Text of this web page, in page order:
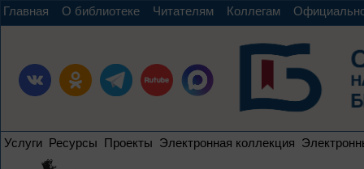
Главная О библиотеке Читателям Коллегам
Услуги Ресурсы Проекты Электронная коллекция